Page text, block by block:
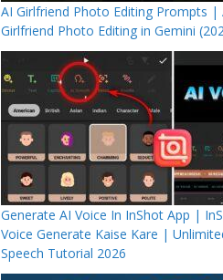
AI Girlfriend Photo Editing Prompts |
Girlfriend Photo Editing in Gemini
Generate AI Voice In InShot App |
Voice Generate Kaise Kare |
Speech Tutorial 2026